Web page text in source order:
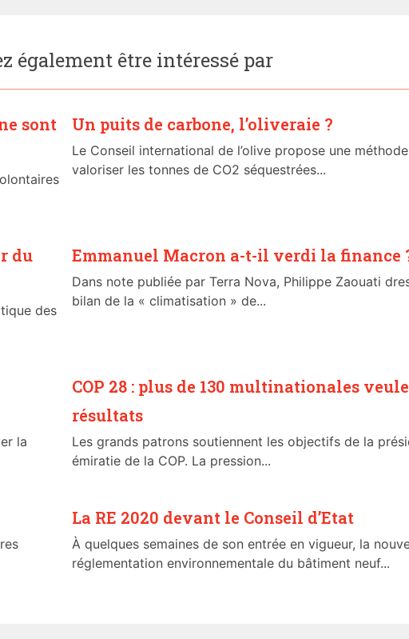
également être intéressé par
sont
Un puits de carbone, l’oliveraie ?
Le Conseil international de l’olive propose une
valoriser les tonnes de CO2 séquestrées...
du
des
Emmanuel Macron a-t-il verdi la finance
Dans note publiée par Terra Nova, Philippe Zaouati
bilan de la « climatisation » de...
la
COP 28 : plus de 130 multinationales
résultats
Les grands patrons soutiennent les objectifs de la
émiratie de la COP. La pression...
La RE 2020 devant le Conseil d’Etat
À quelques semaines de son entrée en vigueur, la
réglementation environnementale du bâtiment neuf...